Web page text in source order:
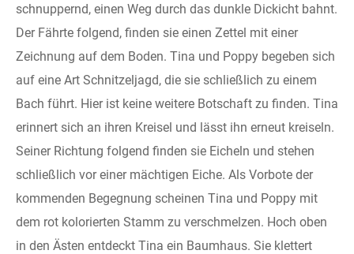
schnuppernd, einen Weg durch das dunkle Dickicht bahnt.
Der Fährte folgend, finden sie einen Zettel mit einer
Zeichnung auf dem Boden. Tina und Poppy begeben sich
auf eine Art Schnitzeljagd, die sie schließlich zu einem
Bach führt. Hier ist keine weitere Botschaft zu finden. Tina
erinnert sich an ihren Kreisel und lässt ihn erneut kreiseln.
Seiner Richtung folgend finden sie Eicheln und stehen
schließlich vor einer mächtigen Eiche. Als Vorbote der
kommenden Begegnung scheinen Tina und Poppy mit
dem rot kolorierten Stamm zu verschmelzen. Hoch oben
in den Ästen entdeckt Tina ein Baumhaus. Sie klettert